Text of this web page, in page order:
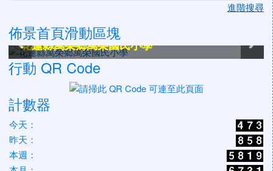
進階搜尋
佈景首頁滑動區塊
花蓮縣萬榮鄉萬榮國民小學
花蓮縣萬榮鄉萬榮國民小學
花蓮縣萬榮鄉萬榮國民小學
花蓮縣萬榮鄉萬榮國民小學
花蓮縣萬榮鄉萬榮國民小學
花蓮縣萬榮鄉萬榮國民小學
行動 QR Code
計數器
今天：
昨天：
本週：